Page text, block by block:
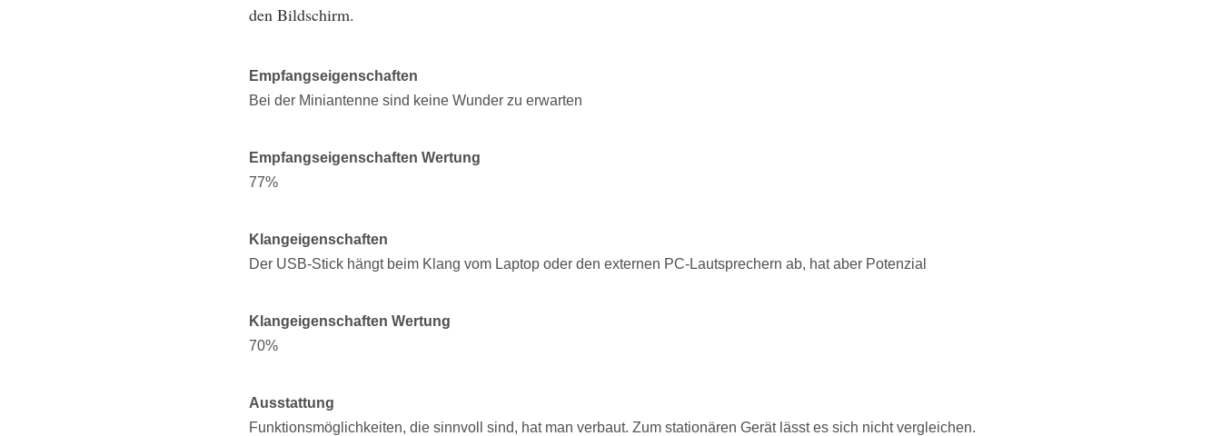
den Bildschirm.
Empfangseigenschaften
Bei der Miniantenne sind keine Wunder zu erwarten
Empfangseigenschaften Wertung
77%
Klangeigenschaften
Der USB-Stick hängt beim Klang vom Laptop oder den externen PC-Lautsprechern ab, hat aber Potenzial
Klangeigenschaften Wertung
70%
Ausstattung
Funktionsmöglichkeiten, die sinnvoll sind, hat man verbaut. Zum stationären Gerät lässt es sich nicht vergleichen.